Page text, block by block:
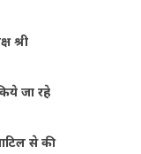
श्री
जा रहे
से की